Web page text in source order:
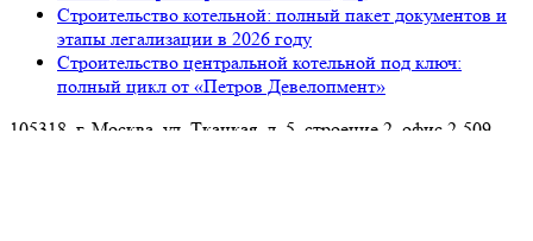
Строительство котельной: полный пакет документов и
этапы легализации в 2026 году
Строительство центральной котельной под ключ:
полный цикл от «Петров Девелопмент»
105318, г. Москва, ул. Ткацкая, д. 5, строение 2, офис 2-509